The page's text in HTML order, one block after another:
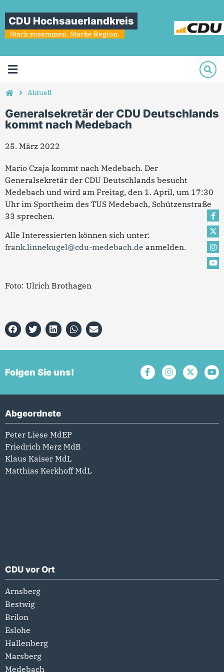
CDU Hochsauerlandkreis
Stark zusammen. Starke Region.
Aktuell
Generalsekretär der CDU Deutschlands
kommt nach Medebach
25. März 2022
Mario Czaja kommt nach Medebach. Der
Generalsekretär der CDU Deutschlands besucht
Medebach und wird am Freitag, den 1. April, um 17:30
Uhr im Sportheim des TUS Medebach, Schützenstraße
33 sprechen.
Alle Interessierten können sich unter:
frank.linnekugel@cdu-medebach.de anmelden.
Foto: Ulrich Brothagen
Folgen Sie uns!
Abgeordnete
Peter Liese MdEP
Friedrich Merz MdB
Klaus Kaiser MdL
Matthias Kerkhoff MdL
CDU vor Ort
Arnsberg
Bestwig
Brilon
Eslohe
Hallenberg
Marsberg
Medebach